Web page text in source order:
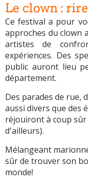
Le clown :
Ce festival a pour
approches du clown
artistes de
expériences. Des
public auront lieu
département.
Des parades de rue,
aussi divers que des
réjouiront à coup
d'ailleurs).
Mélangeant
sûr de trouver son
monde!